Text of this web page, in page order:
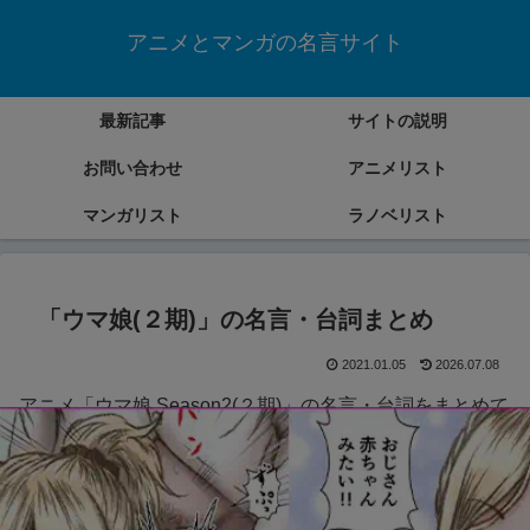
アニメとマンガの名言サイト
最新記事 サイトの説明
お問い合わせ アニメリスト
マンガリスト ラノベリスト
「ウマ娘(２期)」の名言・台詞まとめ
2021.01.05 2026.07.08
アニメ「ウマ娘 Season2(２期)」の名言・台詞をまとめて
いきます。